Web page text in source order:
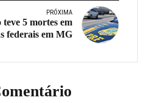
PRÓXIMA
5 mortes em
federais em MG